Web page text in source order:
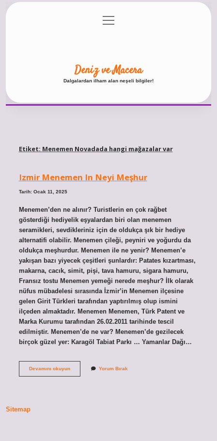
Gizlilik Politikası
menüyü
aç
Deniz ve Macera
Dalgalardan ilham alan neşeli bilgiler!
Etiket: Menemen Novadada hangi mağazalar var
Izmir Menemen In Neyi Meşhur
Tarih: Ocak 11, 2025
Menemen’den ne alınır? Turistlerin en çok rağbet
gösterdiği hediyelik eşyalardan biri olan menemen
seramikleri, sevdikleriniz için de oldukça şık bir hediye
alternatifi olabilir. Menemen çileği, peyniri ve yoğurdu da
oldukça meşhurdur. Menemen ile ne yenir? Menemen’e
yakışan bazı yiyecek çeşitleri şunlardır: Patates kızartması,
makarna, cacık, simit, pişi, tava hamuru, sigara hamuru,
Fransız tostu Menemen yemeği nerede meşhur? İlk olarak
nüfus mübadelesi sırasında İzmir’in Menemen ilçesine
gelen Girit Türkleri tarafından yaptırılmış olup ismini
ilçeden almaktadır. Menemen Menemen, Türk Patent ve
Marka Kurumu tarafından 26.02.2011 tarihinde tescil
edilmiştir. Menemen’de ne var? Menemen’de gezilecek
birçok güzel yer: Karagöl Tabiat Parkı … Yamanlar Dağı…
Devamını okuyunIzmir
Yorum Bırak
Sitemap